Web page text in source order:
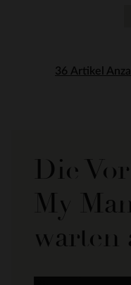
Die
My
warten